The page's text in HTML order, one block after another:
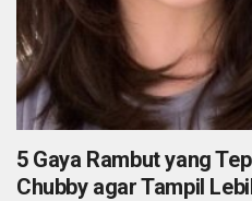
5 Gaya Rambut yang
Chubby agar Tampil